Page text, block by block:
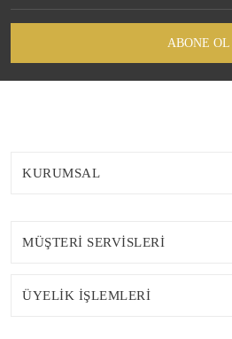
ABONE OL
KURUMSAL
MÜŞTERİ SERVİSLERİ
ÜYELİK İŞLEMLERİ